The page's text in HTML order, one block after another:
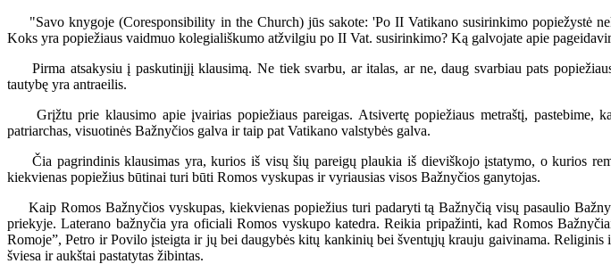
"Savo knygoje (Coresponsibility in the Church) jūs sakote: 'Po II Vatikano susirinkimo popiežystė
Koks yra popiežiaus vaidmuo kolegiališkumo atžvilgiu po II Vat. susirinkimo? Ką galvojate apie
Pirma atsakysiu į paskutinįjį klausimą. Ne tiek svarbu, ar italas, ar ne, daug svarbiau pats
tautybę yra antraeilis.
Grįžtu prie klausimo apie įvairias popiežiaus pareigas. Atsivertę popiežiaus metraštį, pastebime,
patriarchas, visuotinės Bažnyčios galva ir taip pat Vatikano valstybės galva.
Čia pagrindinis klausimas yra, kurios iš visų šių pareigų plaukia iš dieviškojo įstatymo, o kurios
kiekvienas popiežius būtinai turi būti Romos vyskupas ir vyriausias visos Bažnyčios ganytojas.
Kaip Romos Bažnyčios vyskupas, kiekvienas popiežius turi padaryti tą Bažnyčią visų pasaulio
priekyje. Laterano bažnyčia yra oficiali Romos vyskupo katedra. Reikia pripažinti, kad Romos
Romoje”, Petro ir Povilo įsteigta ir jų bei daugybės kitų kankinių bei šventųjų krauju gaivinama.
šviesa ir aukštai pastatytas žibintas.